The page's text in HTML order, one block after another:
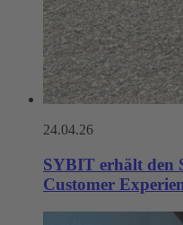
24.04.26
SYBIT erhält den
Customer